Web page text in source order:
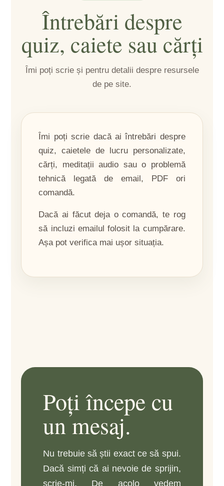
Întrebări despre
quiz, caiete sau cărți
Îmi poți scrie și pentru detalii despre resursele
de pe site.
Îmi poți scrie dacă ai întrebări despre
quiz, caietele de lucru personalizate,
cărți, meditații audio sau o problemă
tehnică legată de email, PDF ori
comandă.
Dacă ai făcut deja o comandă, te rog
să incluzi emailul folosit la cumpărare.
Așa pot verifica mai ușor situația.
Poți începe cu
un mesaj.
Nu trebuie să știi exact ce să spui.
Dacă simți că ai nevoie de sprijin,
scrie-mi. De acolo vedem